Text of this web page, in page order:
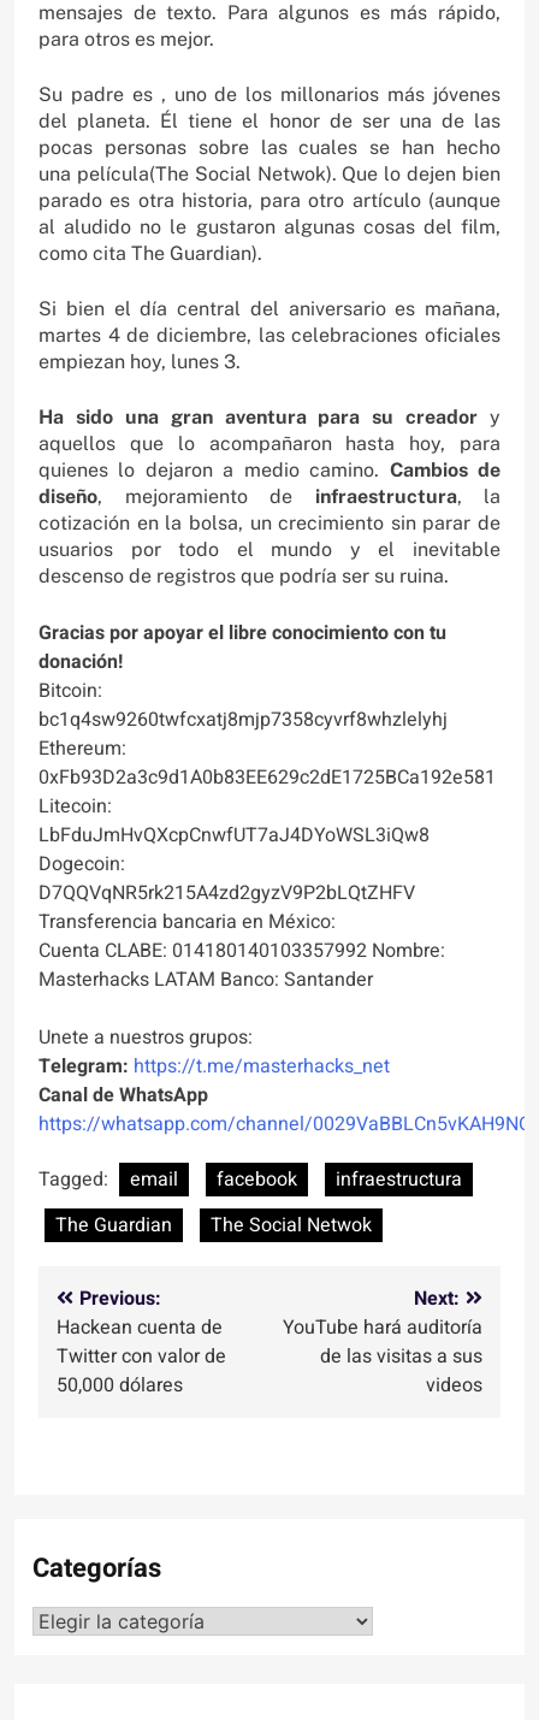
mensajes de texto. Para algunos es más rápido,
para otros es mejor.
Su padre es , uno de los millonarios más jóvenes
del planeta. Él tiene el honor de ser una de las
pocas personas sobre las cuales se han hecho
una película(The Social Netwok). Que lo dejen bien
parado es otra historia, para otro artículo (aunque
al aludido no le gustaron algunas cosas del film,
como cita The Guardian).
Si bien el día central del aniversario es mañana,
martes 4 de diciembre, las celebraciones oficiales
empiezan hoy, lunes 3.
Ha sido una gran aventura para su creador y
aquellos que lo acompañaron hasta hoy, para
quienes lo dejaron a medio camino. Cambios de
diseño, mejoramiento de infraestructura, la
cotización en la bolsa, un crecimiento sin parar de
usuarios por todo el mundo y el inevitable
descenso de registros que podría ser su ruina.
Gracias por apoyar el libre conocimiento con tu
donación!
Bitcoin:
bc1q4sw9260twfcxatj8mjp7358cyvrf8whzlelyhj
Ethereum:
0xFb93D2a3c9d1A0b83EE629c2dE1725BCa192e581
Litecoin:
LbFduJmHvQXcpCnwfUT7aJ4DYoWSL3iQw8
Dogecoin:
D7QQVqNR5rk215A4zd2gyzV9P2bLQtZHFV
Transferencia bancaria en México:
Cuenta CLABE: 014180140103357992 Nombre:
Masterhacks LATAM Banco: Santander
Unete a nuestros grupos:
Telegram: https://t.me/masterhacks_net
Canal de WhatsApp
https://whatsapp.com/channel/
Tagged:
email facebook
infraestructura
The Guardian
The Social Netwok
Navegación
de
entradas
Previous:
Hackean cuenta de
Twitter con valor de
50,000 dólares
Next:
YouTube hará auditoría
de las visitas a sus
videos
Categorías
Categorías